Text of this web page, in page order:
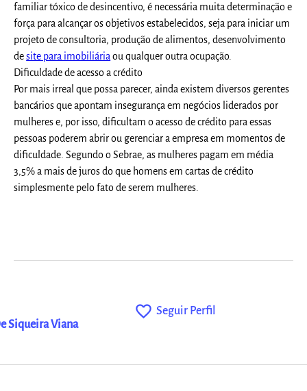
familiar tóxico de desincentivo, é necessária muita determinação e
força para alcançar os objetivos estabelecidos, seja para iniciar um
projeto de consultoria, produção de alimentos, desenvolvimento
desite para imobiliária ou qualquer outra ocupação.
Dificuldade de acesso a crédito
Por mais irreal que possa parecer, ainda existem diversos gerentes
bancários que apontam insegurança em negócios liderados por
mulheres e, por isso, dificultam o acesso de crédito para essas
pessoas poderem abrir ou gerenciar a empresa em momentos de
dificuldade. Segundo o Sebrae, as mulheres pagam em média
3,5% a mais de juros do que homens em cartas de crédito
simplesmente pelo fato de serem mulheres.
Siqueira Viana
favorite_outline Seguir Perfil